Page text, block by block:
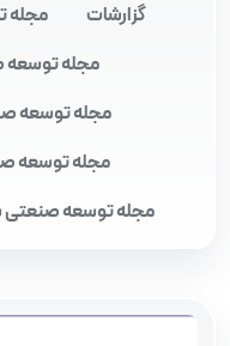
گزارشات
مجله
مجله توسعه
مجله توسعه
مجله توسعه
مجله توسعه صنعتی